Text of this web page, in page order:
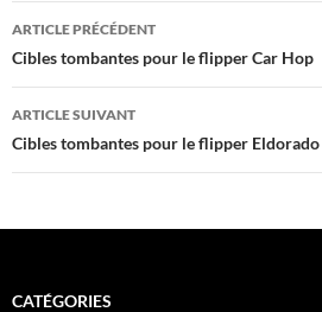
Navigation
des
articles
ARTICLE PRÉCÉDENT
Cibles tombantes pour le flipper Car Hop
ARTICLE SUIVANT
Cibles tombantes pour le flipper
CATÉGORIES